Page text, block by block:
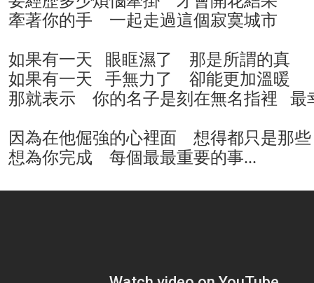
牽著你的手 一起走過這個寂寞城市
如果有一天 眼眶濕了 那是所謂的真
如果有一天 手無力了 卻能更加溫暖
那就表示 你的名子是刻在無名指裡 最
因為在他倔強的心裡面 想得都只是那些
想為你完成 每個最最重要的事...